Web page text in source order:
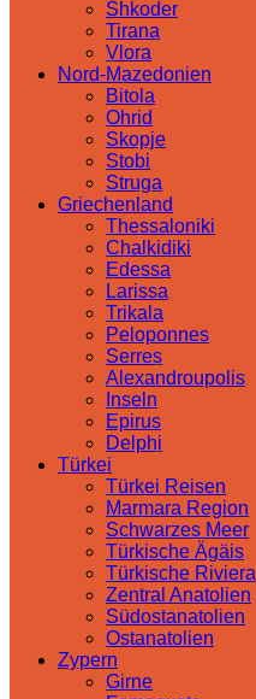
Shkoder
Tirana
Vlora
Nord-Mazedonien
Bitola
Ohrid
Skopje
Stobi
Struga
Griechenland
Thessaloniki
Chalkidiki
Edessa
Larissa
Trikala
Peloponnes
Serres
Alexandroupolis
Inseln
Epirus
Delphi
Türkei
Türkei Reisen
Marmara Region
Schwarzes Meer
Türkische Ägäis
Türkische Riviera
Zentral Anatolien
Südostanatolien
Ostanatolien
Zypern
Girne